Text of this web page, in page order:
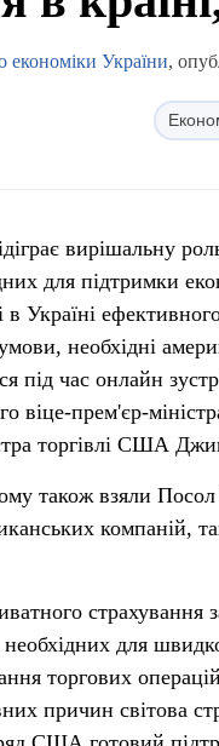
економіки України,
вирішальну
для підтримки
Україні
необхідні
під час онлайн
віце-прем'єр-
торгівлі США
також взяли
компаній,
страхування
для
торгових
причин світова